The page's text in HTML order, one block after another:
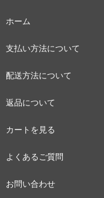
ホーム
支払い方法について
配送方法について
返品について
カートを見る
よくあるご質問
お問い合わせ